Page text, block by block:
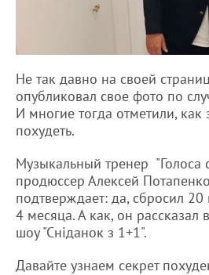
Не так давно на своей
опубликовал свое фото по
И многие тогда отметили, как
похудеть.
Музыкальный тренер "Голоса
продюссер Алексей
подтверждает: да, сбросил 20
4 месяца. А как, он рассказал
шоу "Сніданок з 1+1".
Давайте узнаем секрет